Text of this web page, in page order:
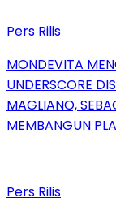
Pers Rilis
MONDEVITA
UNDERSCORE
MAGLIANO,
MEMBANGUN
Pers Rilis